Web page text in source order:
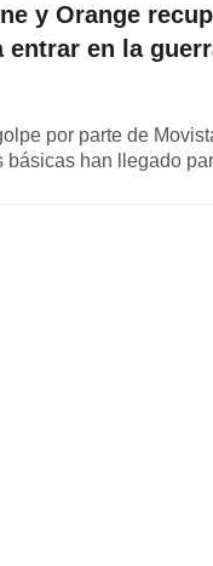
y Orange
entrar en la
por parte de
básicas han llegado